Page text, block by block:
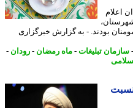
بودند. - به گزارش خبرگزاری
تبلیغات-ماه رمضان-رودان-